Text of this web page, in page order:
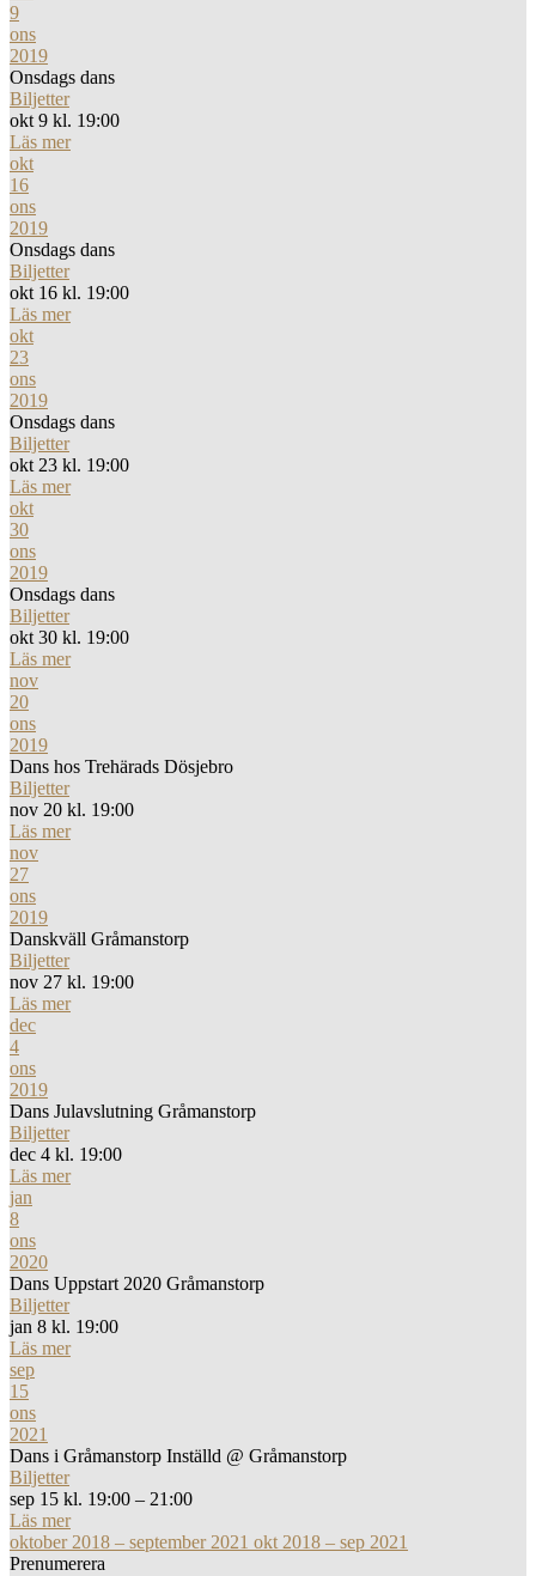
9
ons
2019
Onsdags dans
Biljetter
okt 9 kl. 19:00
Läs mer
okt
16
ons
2019
Onsdags dans
Biljetter
okt 16 kl. 19:00
Läs mer
okt
23
ons
2019
Onsdags dans
Biljetter
okt 23 kl. 19:00
Läs mer
okt
30
ons
2019
Onsdags dans
Biljetter
okt 30 kl. 19:00
Läs mer
nov
20
ons
2019
Dans hos Trehärads Dösjebro
Biljetter
nov 20 kl. 19:00
Läs mer
nov
27
ons
2019
Danskväll Gråmanstorp
Biljetter
nov 27 kl. 19:00
Läs mer
dec
4
ons
2019
Dans Julavslutning Gråmanstorp
Biljetter
dec 4 kl. 19:00
Läs mer
jan
8
ons
2020
Dans Uppstart 2020 Gråmanstorp
Biljetter
jan 8 kl. 19:00
Läs mer
sep
15
ons
2021
Dans i Gråmanstorp Inställd @ Gråmanstorp
Biljetter
sep 15 kl. 19:00 – 21:00
Läs mer
oktober 2018 – september 2021 okt 2018 – sep 2021
Prenumerera